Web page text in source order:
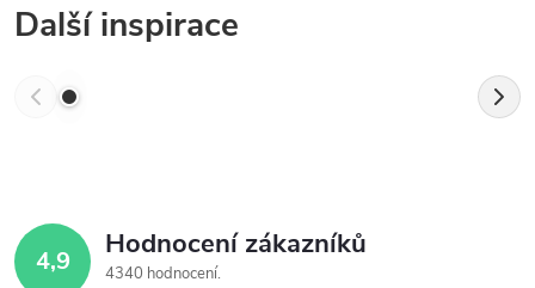
Další inspirace
4,9 Hodnocení zákazníků
4340 hodnocení